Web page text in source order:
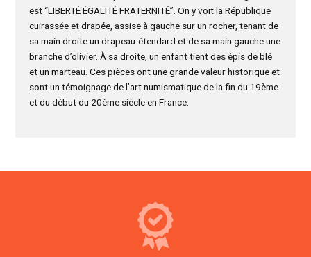
est “LIBERTÉ ÉGALITÉ FRATERNITÉ”. On y voit la République
cuirassée et drapée, assise à gauche sur un rocher, tenant de
sa main droite un drapeau-étendard et de sa main gauche une
branche d’olivier. À sa droite, un enfant tient des épis de blé
et un marteau. Ces pièces ont une grande valeur historique et
sont un témoignage de l’art numismatique de la fin du 19ème
et du début du 20ème siècle en France.